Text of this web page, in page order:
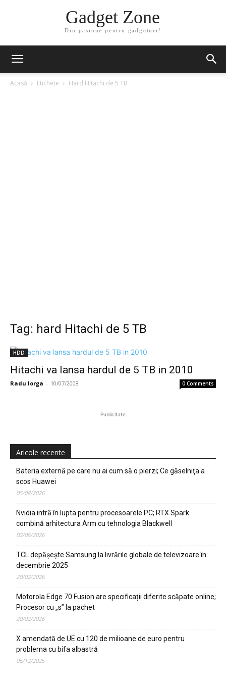
Gadget Zone
Din pasiune pentru gadgeturi!
Acasă Etichete Hard Hitachi de 5 TB
Tag: hard Hitachi de 5 TB
HDD
Hitachi va lansa hardul de 5 TB in 2010
Radu Iorga - 10/07/2008 0 Comments
Publicitate
Aricole recente
Bateria externă pe care nu ai cum să o pierzi; Ce găselniţa a
scos Huawei
05/08/2026
Nvidia intră în lupta pentru procesoarele PC; RTX Spark
combină arhitectura Arm cu tehnologia Blackwell
02/06/2026
TCL depășește Samsung la livrările globale de televizoare în
decembrie 2025
20/02/2026
Motorola Edge 70 Fusion are specificații diferite scăpate online;
Procesor cu „s” la pachet
20/02/2026
X amendată de UE cu 120 de milioane de euro pentru
problema cu bifa albastră
06/12/2025